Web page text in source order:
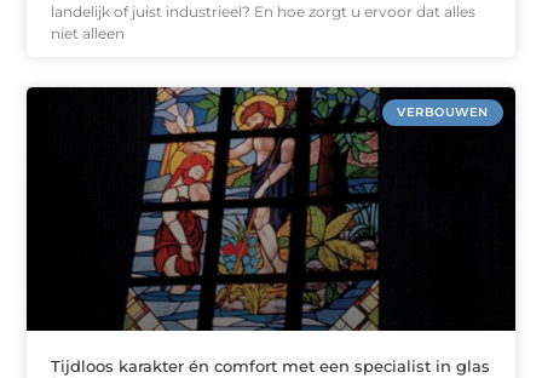
landelijk of juist industrieel? En hoe zorgt u ervoor dat alles
niet alleen
VERBOUWEN
Tijdloos karakter én comfort met een specialist in glas